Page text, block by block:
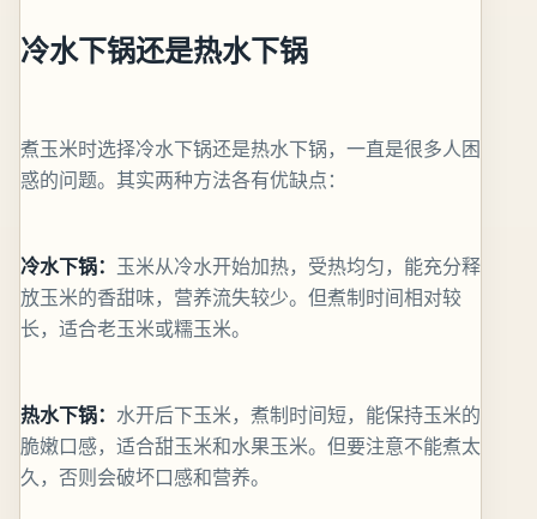
冷水下锅还是热水下锅
煮玉米时选择冷水下锅还是热水下锅，一直是很多人困
惑的问题。其实两种方法各有优缺点：
冷水下锅： 玉米从冷水开始加热，受热均匀，能充分释
放玉米的香甜味，营养流失较少。但煮制时间相对较
长，适合老玉米或糯玉米。
热水下锅： 水开后下玉米，煮制时间短，能保持玉米的
脆嫩口感，适合甜玉米和水果玉米。但要注意不能煮太
久，否则会破坏口感和营养。